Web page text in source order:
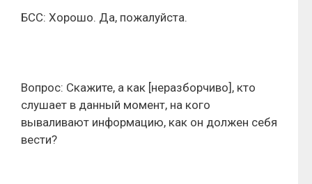
БСС: Хорошо. Да, пожалуйста.
Вопрос: Скажите, а как [неразборчиво], кто
слушает в данный момент, на кого
вываливают информацию, как он должен себя
вести?